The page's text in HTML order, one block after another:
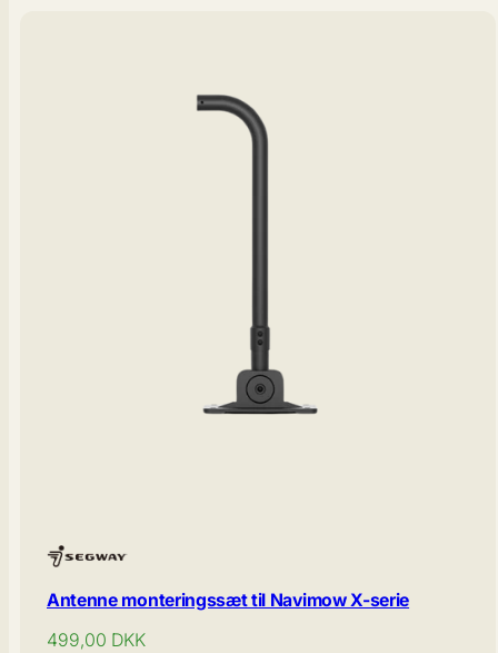
Antenne monteringssæt til Navimow X-serie
Normal
499,00 DKK